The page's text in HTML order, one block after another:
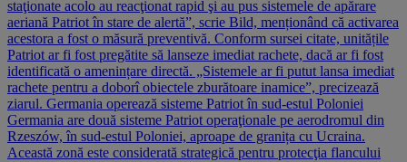
staţionate acolo au reacţionat rapid şi au pus sistemele de apărare
aeriană Patriot în stare de alertă”, scrie Bild, menționând că activarea
acestora a fost o măsură preventivă. Conform sursei citate, unitățile
Patriot ar fi fost pregătite să lanseze imediat rachete, dacă ar fi fost
identificată o amenințare directă. „Sistemele ar fi putut lansa imediat
rachete pentru a doborî obiectele zburătoare inamice”, precizează
ziarul. Germania operează sisteme Patriot în sud-estul Poloniei
Germania are două sisteme Patriot operaţionale pe aerodromul din
Rzeszów, în sud-estul Poloniei, aproape de granița cu Ucraina.
Această zonă este considerată strategică pentru protecţia flancului